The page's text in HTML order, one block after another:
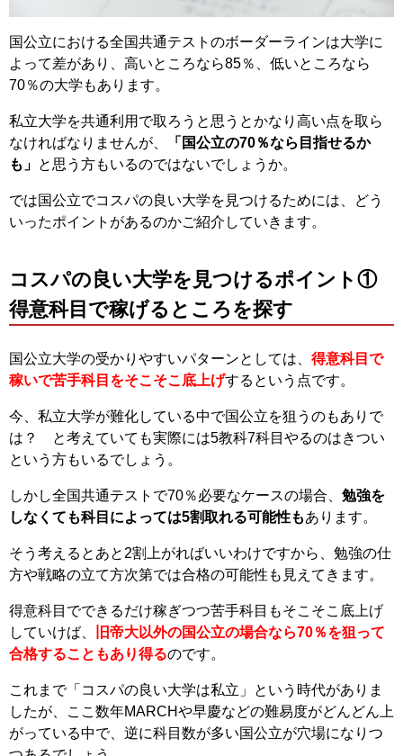
国公立における全国共通テストのボーダーラインは大学に
よって差があり、高いところなら85％、低いところなら
70％の大学もあります。
私立大学を共通利用で取ろうと思うとかなり高い点を取ら
なければなりませんが、
「国公立の70％なら目指せるか
も」 と思う方もいるのではないでしょうか。
では国公立でコスパの良い大学を見つけるためには、どう
いったポイントがあるのかご紹介していきます。
コスパの良い大学を見つけるポイント①
得意科目で稼げるところを探す
国公立大学の受かりやすいパターンとしては、 得意科目で
稼いで苦手科目をそこそこ底上げするという点です。
今、私立大学が難化している中で国公立を狙うのもありで
は？ と考えていても実際には5教科7科目やるのはきつい
という方もいるでしょう。
しかし全国共通テストで70％必要なケースの場合、 勉強を
しなくても科目によっては5割取れる可能性もあります。
そう考えるとあと2割上がればいいわけですから、勉強の仕
方や戦略の立て方次第では合格の可能性も見えてきます。
得意科目でできるだけ稼ぎつつ苦手科目もそこそこ底上げ
していけば、
旧帝大以外の国公立の場合なら70％を狙って
合格することもあり得るのです。
これまで「コスパの良い大学は私立」という時代がありま
したが、ここ数年MARCHや早慶などの難易度がどんどん上
がっている中で、逆に科目数が多い国公立が穴場になりつ